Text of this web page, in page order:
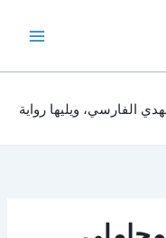
الفارسي، ويليها رواية